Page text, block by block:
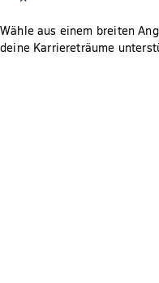
Wähle aus einem breiten
deine Karriereträume